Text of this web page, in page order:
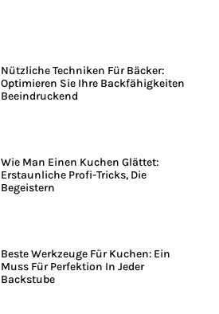
Nützliche Techniken Für Bäcker:
Optimieren Sie Ihre Backfähigkeiten
Beeindruckend
Wie Man Einen Kuchen Glättet:
Erstaunliche Profi-Tricks, Die
Begeistern
Beste Werkzeuge Für Kuchen: Ein
Muss Für Perfektion In Jeder
Backstube